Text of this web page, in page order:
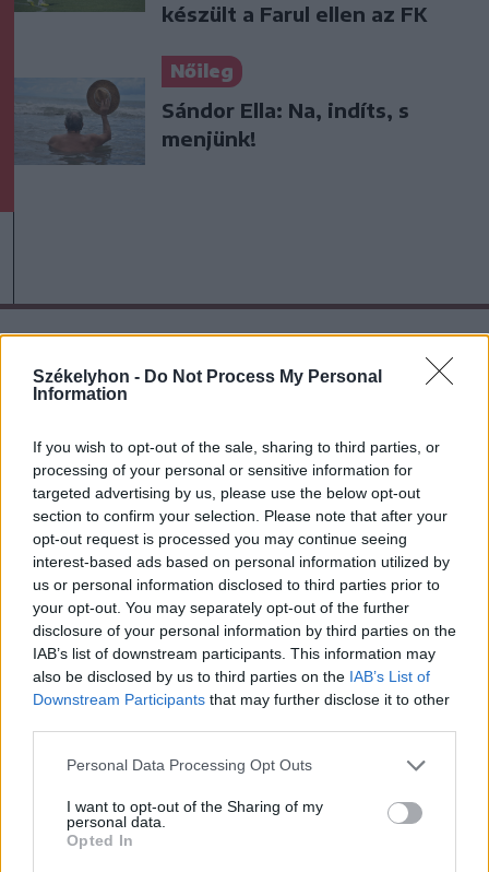
Székelyhon - Do Not Process My Personal
Information
If you wish to opt-out of the sale, sharing to third parties, or
processing of your personal or sensitive information for
targeted advertising by us, please use the below opt-out
section to confirm your selection. Please note that after your
opt-out request is processed you may continue seeing
interest-based ads based on personal information utilized by
us or personal information disclosed to third parties prior to
your opt-out. You may separately opt-out of the further
disclosure of your personal information by third parties on the
IAB’s list of downstream participants. This information may
also be disclosed by us to third parties on the IAB’s List of
Downstream Participants that may further disclose it to other
Personal Data Processing Opt Outs
I want to opt-out of the Sharing of my
personal data.
Opted In
készült a Farul ellen az FK
Nőileg
Sándor Ella: Na, indíts, s
menjünk!
A rovat további cikkei
kellett vízkorlátozást bevezetni
országszerte